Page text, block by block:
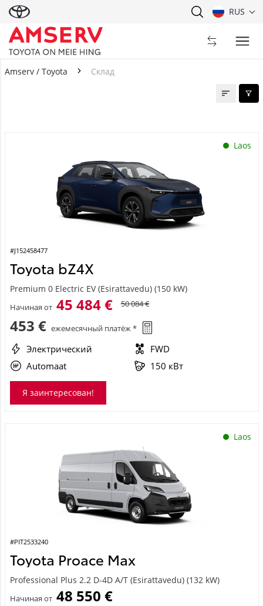
RUS
Amserv / Toyota Склад
Laos
#J152458477
Toyota bZ4X
Premium 0 Electric EV (Esirattavedu) (150 kW)
Начиная от 45 484 € 50 084 €
453 € ежемесячный платёж *
Электрический
FWD
Automaat
150 кВт
Я заинтересован!
Laos
#PIT2533240
Toyota Proace Max
Professional Plus 2.2 D-4D A/T (Esirattavedu) (132 kW)
Начиная от 48 550 €